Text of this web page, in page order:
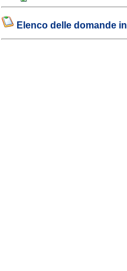
Elenco delle domande